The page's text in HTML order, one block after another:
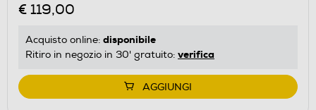
€ 119,00
Acquisto online: disponibile
Ritiro in negozio in 30' gratuito: verifica
AGGIUNGI